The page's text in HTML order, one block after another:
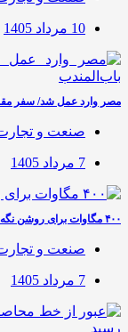
10 مرداد 1405
مصر وارد عمل شد/ سفر
صنعت و
7 مرداد 1405
۴۰۰ مگاوات برای روشن نگه داشتن چراغ کسب‌وکار‌ها
صنعت و
7 مرداد 1405